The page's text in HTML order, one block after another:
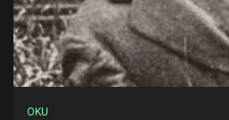
OKU